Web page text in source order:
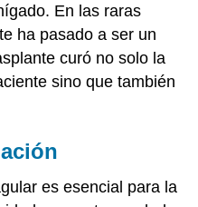
En las raras
ha pasado a ser un
curó no solo la
sino que también
es esencial para la